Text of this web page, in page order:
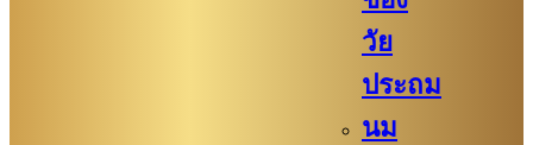
วัย
ประถม
นม